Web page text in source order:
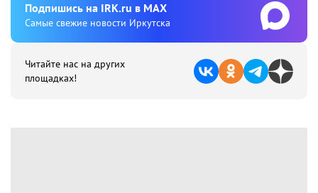
Подпишиcь на IRK.ru в MAX
Cамые свежие новости Иркутска
Читайте нас на других
площадках!